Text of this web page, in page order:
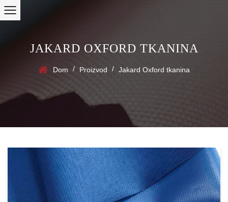
JAKARD OXFORD TKANINA
Dom / Proizvod / Jakard Oxford tkanina